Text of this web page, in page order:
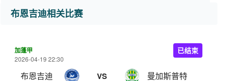
布恩吉迪相关比赛
加蓬甲
2026-04-19 22:30
布恩吉迪 VS 曼加斯普特
已结束